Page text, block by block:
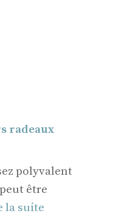
radeaux
polyvalent
être
la suite